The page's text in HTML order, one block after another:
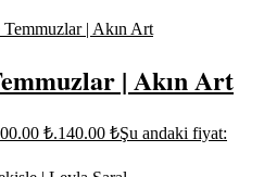
| Akın Art
₺.140.00 ₺Şu andaki fiyat: